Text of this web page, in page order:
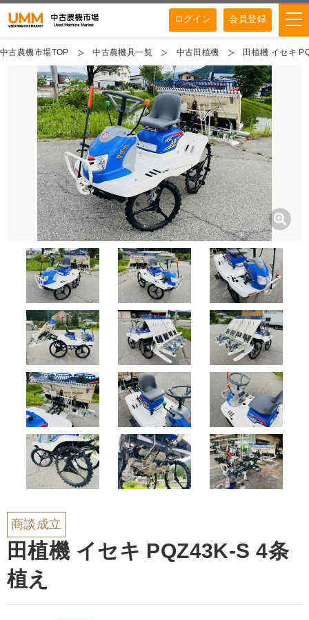
ログイン 会員登録
中古農機市場TOP 中古農機具一覧 中古田植機 田植機 イセキ
商談成立
田植機 イセキ PQZ43K-S 4条
植え